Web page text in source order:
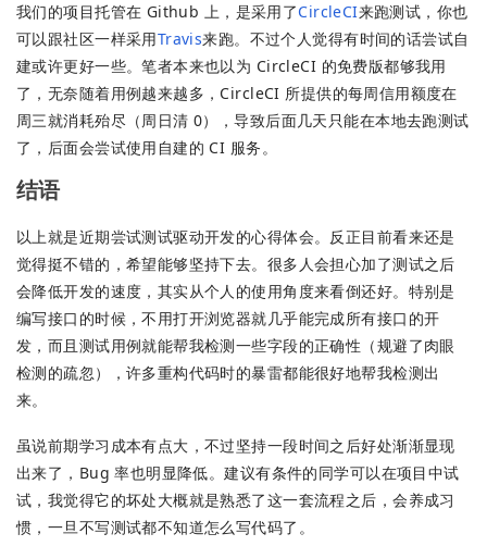
我们的项目托管在 Github 上，是采用了CircleCI来跑测试，你也
可以跟社区一样采用Travis来跑。不过个人觉得有时间的话尝试自
建或许更好一些。笔者本来也以为 CircleCI 的免费版都够我用
了，无奈随着用例越来越多，CircleCI 所提供的每周信用额度在
周三就消耗殆尽（周日清 0），导致后面几天只能在本地去跑测试
了，后面会尝试使用自建的 CI 服务。
结语
以上就是近期尝试测试驱动开发的心得体会。反正目前看来还是
觉得挺不错的，希望能够坚持下去。很多人会担心加了测试之后
会降低开发的速度，其实从个人的使用角度来看倒还好。特别是
编写接口的时候，不用打开浏览器就几乎能完成所有接口的开
发，而且测试用例就能帮我检测一些字段的正确性（规避了肉眼
检测的疏忽），许多重构代码时的暴雷都能很好地帮我检测出
来。
虽说前期学习成本有点大，不过坚持一段时间之后好处渐渐显现
出来了，Bug 率也明显降低。建议有条件的同学可以在项目中试
试，我觉得它的坏处大概就是熟悉了这一套流程之后，会养成习
惯，一旦不写测试都不知道怎么写代码了。